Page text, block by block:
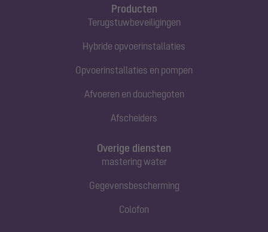
Producten
Terugstuwbeveiligingen
Hybride opvoerinstallaties
Opvoerinstallaties en pompen
Afvoeren en douchegoten
Afscheiders
Overige diensten
mastering water
Gegevensbescherming
Colofon